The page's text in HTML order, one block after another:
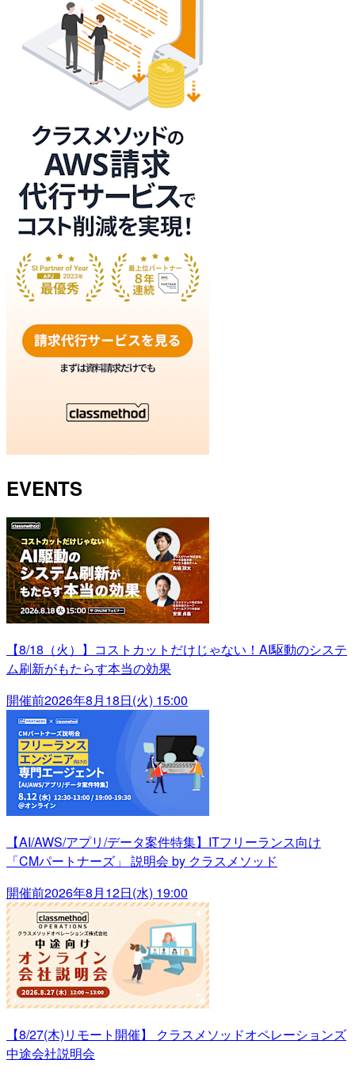
EVENTS
【8/18（火）】コストカットだけじゃない！AI駆動のシステ
ム刷新がもたらす本当の効果
開催前2026年8月18日(火) 15:00
【AI/AWS/アプリ/データ案件特集】ITフリーランス向け
「CMパートナーズ」 説明会 by クラスメソッド
開催前2026年8月12日(水) 19:00
【8/27(木)リモート開催】 クラスメソッドオペレーションズ
中途会社説明会